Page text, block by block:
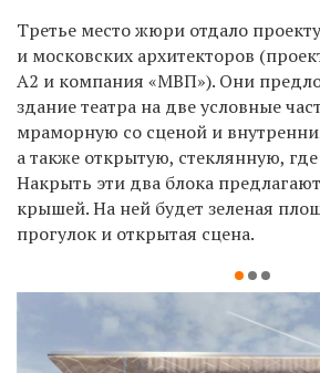
Третье место жюри отдало
и московских архитекторов
А2 и компания «МВП»). Они
здание театра на две условные
мраморную со сценой и
а также открытую, стеклянную,
Накрыть эти два блока
крышей. На ней будет зеленая
прогулок и открытая сцена.